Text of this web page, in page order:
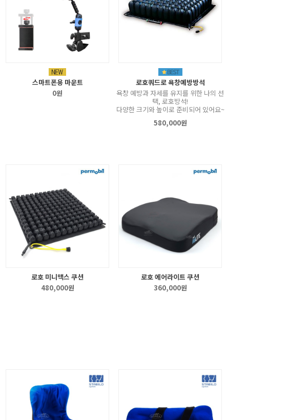
스마트폰용 마운트
0원
로호쿼드로 욕창예방방석
욕창 예방과 자세를 유지를 위한 나의 선
택, 로호방석!
다양한 크기와 높이로 준비되어 있어요~
580,000원
로호 미니맥스 쿠션
480,000원
로호 에어라이트 쿠션
360,000원